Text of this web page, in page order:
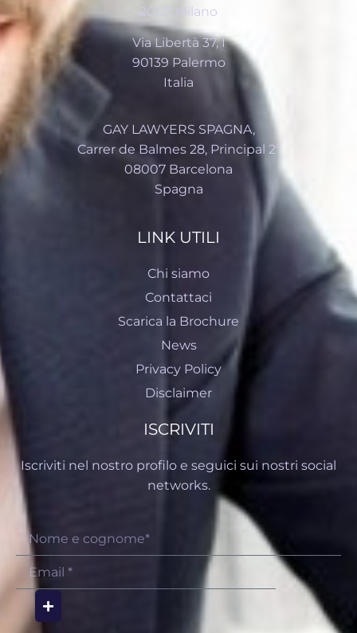
20121 Milano
Via Libertà 37, I
90139 Palermo
Italia
GAY LAWYERS SPAGNA,
Carrer de Balmes 28, Principal 2ª
08007 Barcelona
Spagna
LINK UTILI
Chi siamo
Contattaci
Scarica la Brochure
News
Privacy Policy
Disclaimer
ISCRIVITI
Iscriviti nel nostro profilo e seguici sui nostri social
networks.